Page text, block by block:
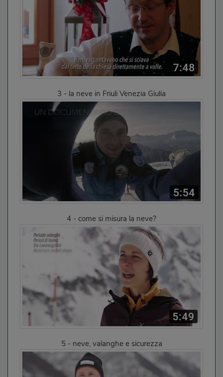
3 - la neve in Friuli Venezia Giulia
4 - come si misura la neve?
5 - neve, valanghe e sicurezza